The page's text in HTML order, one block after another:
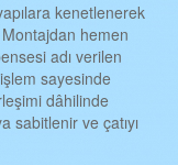
kenetlenerek
hemen
adı verilen
sayesinde
dâhilinde
sabitlenir ve çatıyı